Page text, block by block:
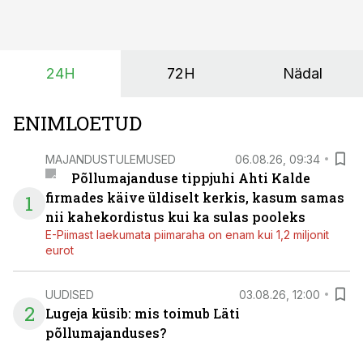
24H 72H Nädal
ENIMLOETUD
1
MAJANDUSTULEMUSED 06.08.26, 09:34
Põllumajanduse tippjuhi Ahti Kalde
firmades käive üldiselt kerkis, kasum samas
nii kahekordistus kui ka sulas pooleks
E-Piimast laekumata piimaraha on enam kui 1,2 miljonit
eurot
2
UUDISED 03.08.26, 12:00
Lugeja küsib: mis toimub Läti
põllumajanduses?